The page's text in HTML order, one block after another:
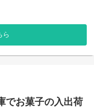
円/日
+ 27,195(残業15時
＞
ら
でお菓子の入出荷